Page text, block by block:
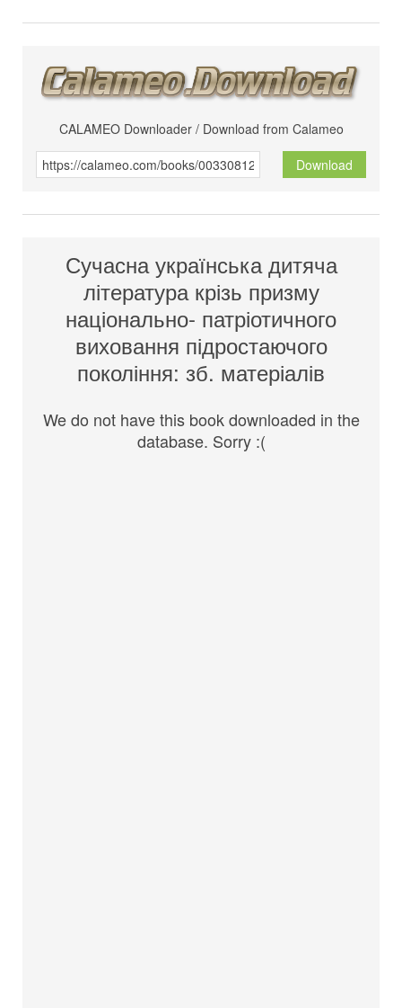
CALAMEO Downloader / Download from Calameo
Download
Сучасна українська дитяча
література крізь призму
національно- патріотичного
виховання підростаючого
покоління: зб. матеріалів
We do not have this book downloaded in the
database. Sorry :(